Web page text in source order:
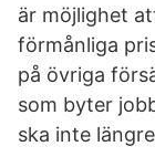
är möjlighet
förmånliga
på övriga
som byter
ska inte